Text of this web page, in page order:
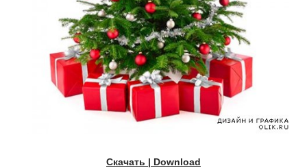
Скачать | Download